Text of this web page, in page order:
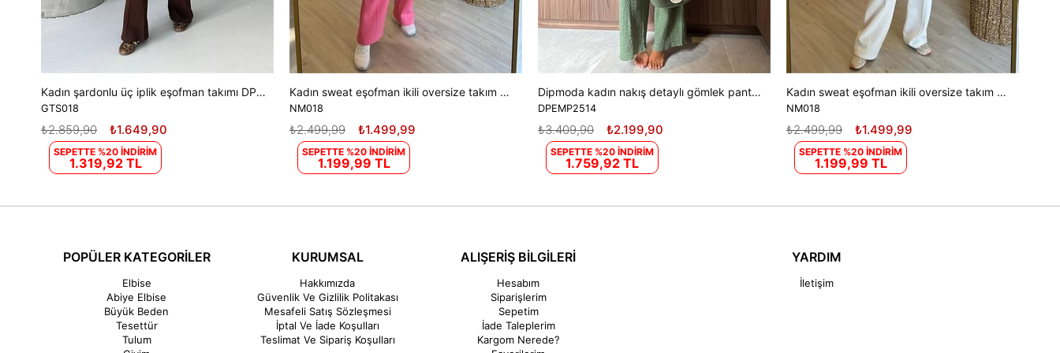
Kadın şardonlu üç iplik eşofman takımı DPGTS018 - Kahverengi
GTS018
₺1.649,90
₺2.859,90
SEPETTE %20 İNDİRİM
1.319,92 TL
Kadın sweat eşofman ikili oversize takım DPNM018
NM018
₺1.499,99
₺2.499,99
SEPETTE %20 İNDİRİM
1.199,99 TL
Dipmoda kadın nakış detaylı gömlek pantolon ikili keten takım DPEMP2514
DPEMP2514
₺2.199,90
₺3.409,90
SEPETTE %20 İNDİRİM
1.759,92 TL
Kadın sweat eşofman ikili oversize takım DPNM018
NM018
₺1.499,99
₺2.499,99
SEPETTE %20 İNDİRİM
1.199,99 TL
POPÜLER KATEGORİLER
Elbise
Abiye Elbise
Büyük Beden
Tesettür
Tulum
KURUMSAL
Hakkımızda
Güvenlik Ve Gizlilik Politakası
Mesafeli Satış Sözleşmesi
İptal Ve İade Koşulları
Teslimat Ve Sipariş Koşulları
ALIŞERİŞ BİLGİLERİ
Hesabım
Siparişlerim
Sepetim
İade Taleplerim
Kargom Nerede?
YARDIM
İletişim